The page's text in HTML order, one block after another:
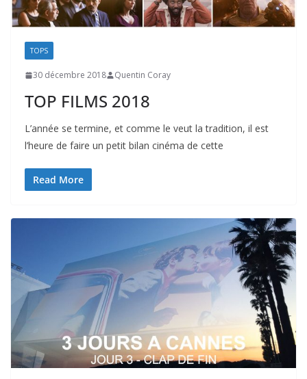
TOPS
30 décembre 2018 Quentin Coray
TOP FILMS 2018
L’année se termine, et comme le veut la tradition, il est
l’heure de faire un petit bilan cinéma de cette
Read More